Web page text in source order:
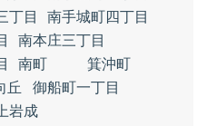
丁目
南手城町四丁目
南本庄三丁目
南町
箕沖町
丘
御船町一丁目
岩成